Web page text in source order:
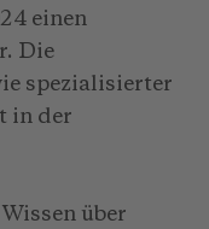
einen
Die
spezialisierter
in der
über